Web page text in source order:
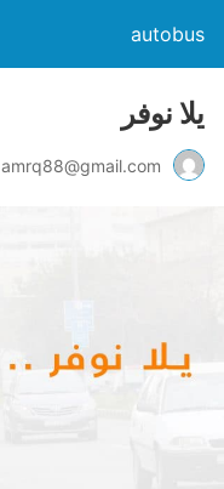
autobus
ﻳﻼ ﻧﻮﻓﺮ
amrq88@gmail.com